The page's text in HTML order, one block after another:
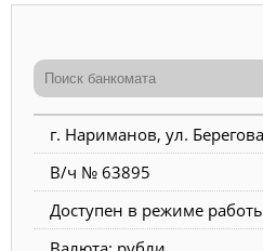
г. Нариманов, ул.
В/ч № 63895
Доступен в режиме